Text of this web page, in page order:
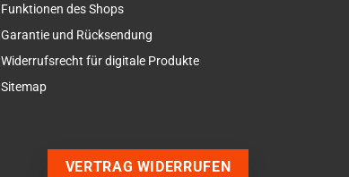
Funktionen des Shops
Garantie und Rücksendung
Widerrufsrecht für digitale Produkte
Sitemap
VERTRAG WIDERRUFEN